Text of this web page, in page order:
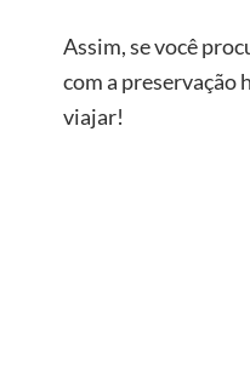
Assim, se você
com a preservação
viajar!